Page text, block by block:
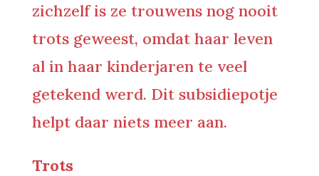
zichzelf is ze trouwens nog nooit
trots geweest, omdat haar leven
al in haar kinderjaren te veel
getekend werd. Dit subsidiepotje
helpt daar niets meer aan.
Trots